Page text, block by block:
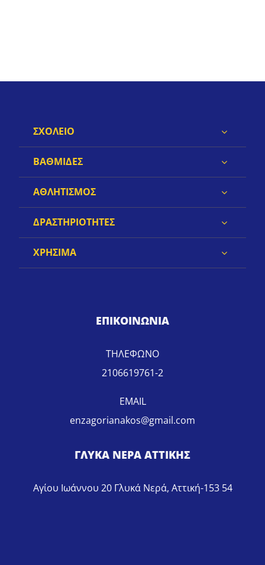
ΣΧΟΛΕΙΟ
ΒΑΘΜΙΔΕΣ
ΑΘΛΗΤΙΣΜΟΣ
ΔΡΑΣΤΗΡΙΟΤΗΤΕΣ
ΧΡΗΣΙΜΑ
ΕΠΙΚΟΙΝΩΝΙΑ
ΤΗΛΕΦΩΝΟ
2106619761-2
EMAIL
enzagorianakos@gmail.com
ΓΛΥΚΑ ΝΕΡΑ ΑΤΤΙΚΗΣ
Αγίου Ιωάννου 20 Γλυκά Νερά, Αττική-153 54